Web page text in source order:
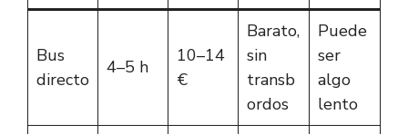
Bus
directo
4–5 h
10–14
€
Barato,
sin
transb
ordos
Puede
ser
algo
lento